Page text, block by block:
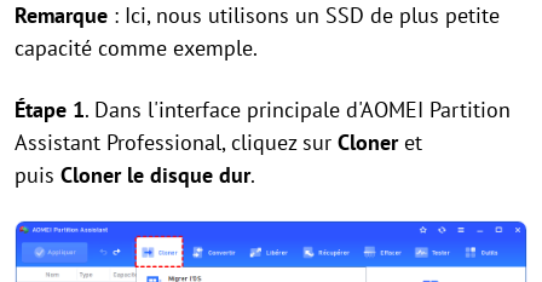
Remarque : Ici, nous utilisons un SSD de plus petite
capacité comme exemple.
Étape 1. Dans l'interface principale d'AOMEI Partition
Assistant Professional, cliquez sur Cloneret
puis Cloner le disque dur.